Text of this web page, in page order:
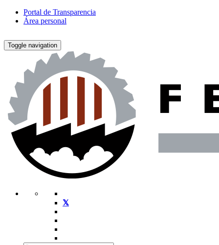
Portal de Transparencia
Área personal
Toggle navigation